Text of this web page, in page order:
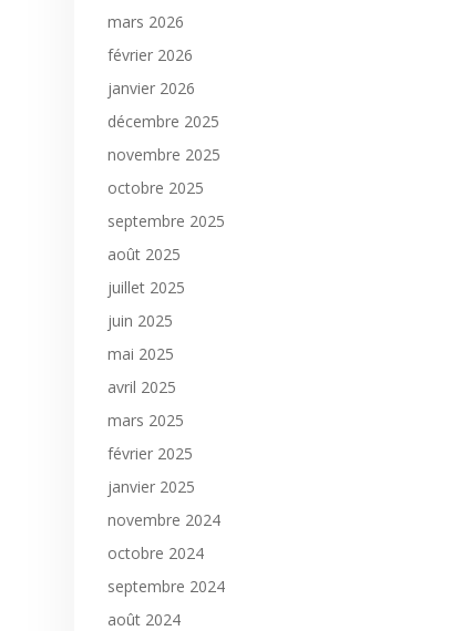
mars 2026
février 2026
janvier 2026
décembre 2025
novembre 2025
octobre 2025
septembre 2025
août 2025
juillet 2025
juin 2025
mai 2025
avril 2025
mars 2025
février 2025
janvier 2025
novembre 2024
octobre 2024
septembre 2024
août 2024